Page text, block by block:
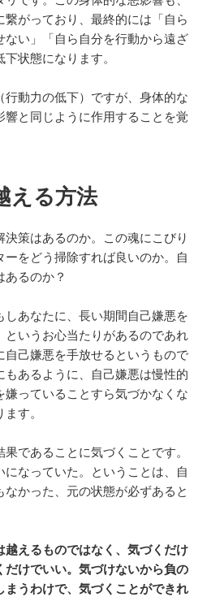
がっており、最終的には「自ら
ない」「自ら自分を行動から遠ざ
状態になります。
行動力の低下）ですが、身体的な
響と同じように作用することを覚
える方法
策はあるのか。この魂にこびり
をどう掃除すれば良いのか。自
るのか？
しあなたに、長い期間自己嫌悪を
というお心当たりがあるのであれ
自己嫌悪を手放せるというもので
もあるように、自己嫌悪は慢性的
嫌っていることすら気づかなくな
す。
であることに気づくことです。
なっていた。ということは、自
かった、元の状態が必ずあると
越えるものではなく、気づくだけ
だけでいい。気づけないから負の
まうわけで、気づくことができれ